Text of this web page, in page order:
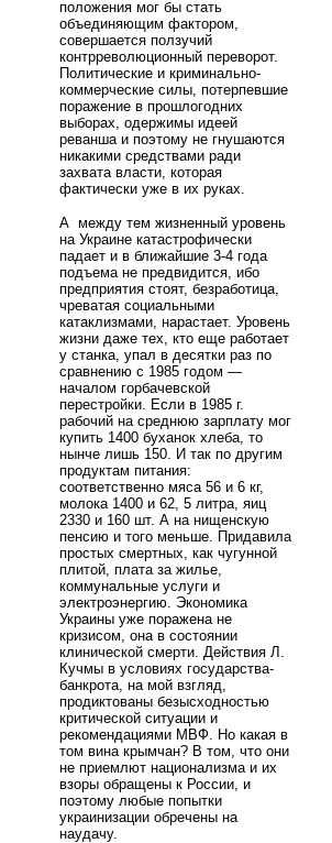
положения мог бы стать
объединяющим фактором,
совершается ползучий
контрреволюционный переворот.
Политические и криминально-
коммерческие силы, потерпевшие
поражение в прошлогодних
выборах, одержимы идеей
реванша и поэтому не гнушаются
никакими средствами ради
захвата власти, которая
фактически уже в их руках.
А между тем жизненный уровень
на Украине катастрофически
падает и в ближайшие 3-4 года
подъема не предвидится, ибо
предприятия стоят, безработица,
чреватая социальными
катаклизмами, нарастает. Уровень
жизни даже тех, кто еще работает
у станка, упал в десятки раз по
сравнению с 1985 годом —
началом горбачевской
перестройки. Если в 1985 г.
рабочий на среднюю зарплату мог
купить 1400 буханок хлеба, то
нынче лишь 150. И так по другим
продуктам питания:
соответственно мяса 56 и 6 кг,
молока 1400 и 62, 5 литра, яиц
2330 и 160 шт. А на нищенскую
пенсию и того меньше. Придавила
простых смертных, как чугунной
плитой, плата за жилье,
коммунальные услуги и
электроэнергию. Экономика
Украины уже поражена не
кризисом, она в состоянии
клинической смерти. Действия Л.
Кучмы в условиях государства-
банкрота, на мой взгляд,
продиктованы безысходностью
критической ситуации и
рекомендациями МВФ. Но какая в
том вина крымчан? В том, что они
не приемлют национализма и их
взоры обращены к России, и
поэтому любые попытки
украинизации обречены на
наудачу.